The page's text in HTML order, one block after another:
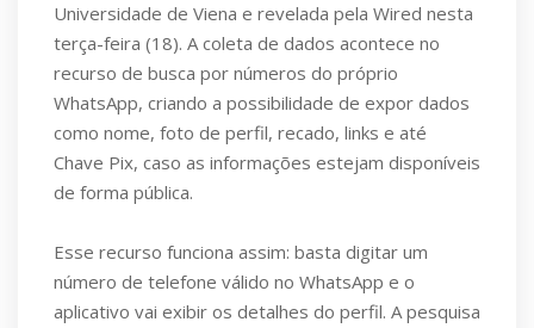
Universidade de Viena e revelada pela Wired nesta
terça-feira (18). A coleta de dados acontece no
recurso de busca por números do próprio
WhatsApp, criando a possibilidade de expor dados
como nome, foto de perfil, recado, links e até
Chave Pix, caso as informações estejam disponíveis
de forma pública.
Esse recurso funciona assim: basta digitar um
número de telefone válido no WhatsApp e o
aplicativo vai exibir os detalhes do perfil. A pesquisa